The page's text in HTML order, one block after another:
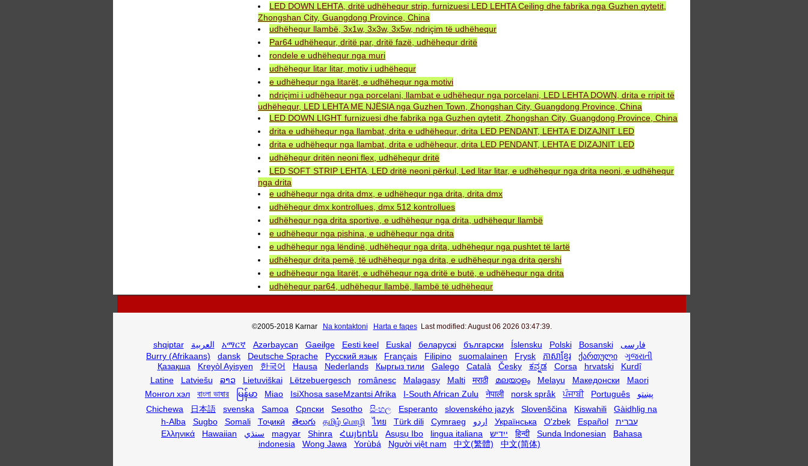
LED DOWN LEHTA, dritë udhëhequr strip, furnizuesi LED LEHTA Ceiling dhe fabrika nga Guzhen qytetit,
Zhongshan City, Guangdong Province, China
udhëhequr llambë, 3x1w, 3x3w, 3x5w, ndriçim të udhëhequr
Par64 udhëhequr, dritë par, dritë fazë, udhëhequr dritë
rondele e udhëhequr nga muri
udhëhequr litar litar, motiv i udhëhequr
e udhëhequr nga litarët, e udhëhequr nga motivi
ndriçimi i udhëhequr nga porcelani, llambat e udhëhequr nga porcelani, LED LEHTA DOWN, drita e rripit të
udhëhequr, LED LEHTA ME NJËSIA nga Guzhen Town, Zhongshan City, Guangdong Province, China
LED DOWN LIGHT furnizuesi dhe fabrika nga Guzhen qytetit, Zhongshan City, Guangdong Province, China
drita e udhëhequr nga llambat, drita e udhëhequr, drita LED PENDANT, LEHTA E DIZAJNIT LED
drita e udhëhequr nga llambat, drita e udhëhequr, drita LED PENDANT, LEHTA E DIZAJNIT LED
udhëhequr dritën neoni flex, udhëhequr dritë
LED SOFT STRIP LEHTA, LED dritë neoni përkul, Led litar litar, e udhëhequr nga drita neoni, e udhëhequr
nga drita
e udhëhequr nga drita dmx, e udhëhequr nga drita, drita dmx
udhëhequr dmx kontrollues, dmx 512 kontrollues
udhëhequr nga drita sportive, e udhëhequr nga drita, udhëhequr llambë
e udhëhequr nga pishina, e udhëhequr nga drita
e udhëhequr nga lëndinë, udhëhequr nga drita, udhëhequr nga pushtet të lartë
udhëhequr drita pemë, të udhëhequr nga drita, e udhëhequr nga drita qershi
e udhëhequr nga litarët, e udhëhequr nga dritë e butë, e udhëhequr nga drita
udhëhequr par64, udhëhequr llambë, llambë të udhëhequr
©2005-2018 Karnar Na kontaktoni Harta e faqes Last modified: August 06 2026 03:47:39.
shqiptar العربية አማርኛ Azərbaycan Gaeilge Eesti keel Euskal беларускі български Íslensku Polski Bosanski
فارسی
Burry (Afrikaans)
dansk Deutsche Sprache Русский язык Français Filipino suomalainen Frysk ភាសាខ្មែរ ქართული
ગુજરાતી
Қазақша
Kreyòl Ayisyen 한국어 Hausa Nederlands Кыргыз тили Galego Català Česky ಕನ್ನಡ Corsa hrvatski
Kurdî
Latine
Latviešu ລາວ Lietuviškai Lëtzebuergesch românesc Malagasy Malti मराठी മലയാളം Melayu Македонски
Maori
Монгол хэл
বাংলা ভাষার မြန်မာ Miao IsiXhosa saseMzantsi Afrika I-South African Zulu नेपाली norsk språk ਪੰਜਾਬੀ Português
پښتو
Chichewa
日本語 svenska Samoa Српски Sesotho සිංහල Esperanto slovenského jazyk Slovenščina Kiswahili
Gàidhlig na
h-Alba
Sugbo Somali Тоҷикӣ తెలుగు தமிழ் மொழி ไทย Türk dili Cymraeg اردو Українська O'zbek Español
עברית
Ελληνικά
Hawaiian سنڌي magyar Shinra Հայերեն Asụsụ Ibo lingua italiana ייִדיש हिन्दी Sunda Indonesian
Bahasa
indonesia
Wong Jawa Yorùbá Người việt nam 中文(繁體) 中文(简体)